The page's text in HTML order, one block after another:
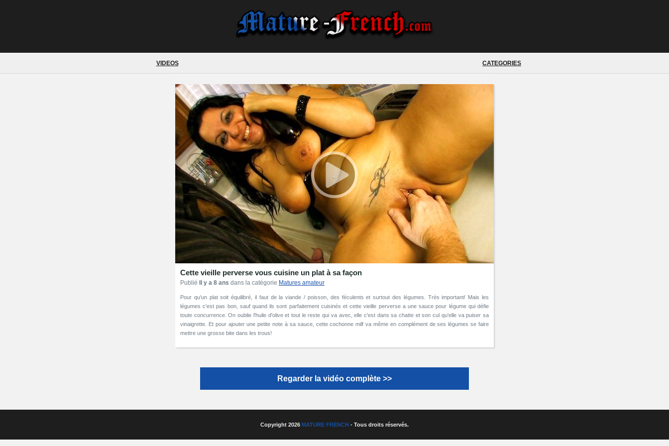
VIDEOS CATEGORIES
Cette vieille perverse vous cuisine un plat à sa façon
Publié Il y a 8 ans dans la catégorie Matures amateur
Pour qu'un plat soit équilibré, il faut de la viande / poisson, des féculents et surtout des légumes. Très important! Mais les
légumes c'est pas bon, sauf quand ils sont parfaitement cuisinés et cette vieille perverse a une sauce pour légume qui défie
toute concurrence. On oublie l'huile d'olive et tout le reste qui va avec, elle c'est dans sa chatte et son cul qu'elle va puiser sa
vinaigrette. Et pour ajouter une petite note à sa sauce, cette cochonne milf va même en complément de ses légumes se faire
mettre une grosse bite dans les trous!
Regarder la vidéo complète >>
Copyright 2026 MATURE FRENCH - Tous droits réservés.